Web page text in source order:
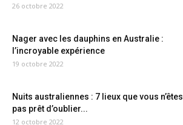
26 octobre 2022
Nager avec les dauphins en Australie :
l’incroyable expérience
19 octobre 2022
Nuits australiennes : 7 lieux que vous n’êtes
pas prêt d’oublier...
12 octobre 2022